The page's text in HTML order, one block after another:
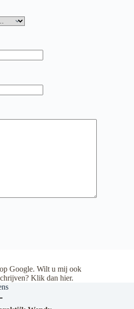
Google. Wilt u mij ook
Klik dan hier.